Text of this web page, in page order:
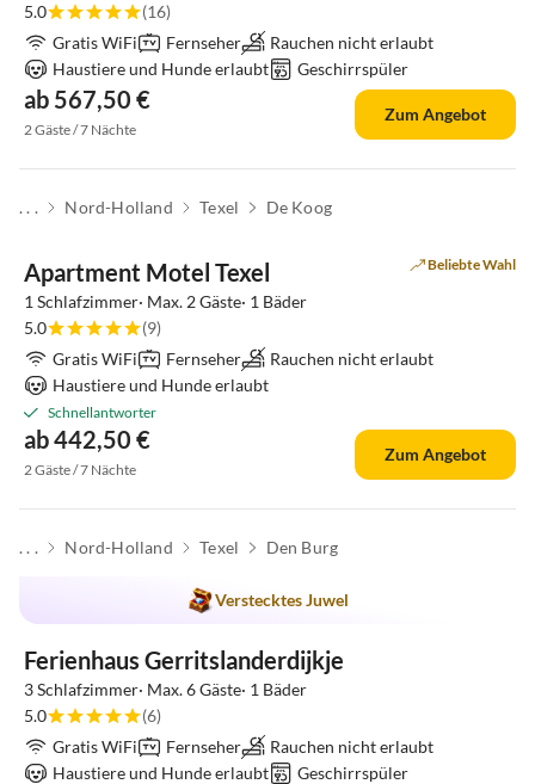
5.0
(16)
Gratis WiFi
Fernseher
Rauchen nicht erlaubt
Haustiere und Hunde erlaubt
Geschirrspüler
ab 567,50 €
2 Gäste / 7 Nächte
Zum Angebot
. . . Nord-Holland Texel De Koog
Apartment Motel Texel Beliebte Wahl
1 Schlafzimmer· Max. 2 Gäste· 1 Bäder
5.0
(9)
Gratis WiFi
Fernseher
Rauchen nicht erlaubt
Haustiere und Hunde erlaubt
Schnellantworter
ab 442,50 €
2 Gäste / 7 Nächte
Zum Angebot
. . . Nord-Holland Texel Den Burg
Verstecktes Juwel
Ferienhaus Gerritslanderdijkje
3 Schlafzimmer· Max. 6 Gäste· 1 Bäder
5.0
(6)
Gratis WiFi
Fernseher
Rauchen nicht erlaubt
Haustiere und Hunde erlaubt
Geschirrspüler